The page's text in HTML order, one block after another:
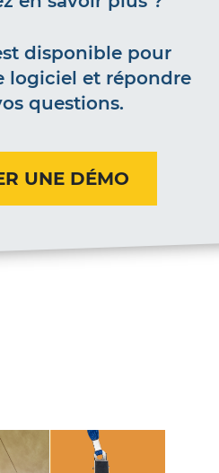
disponible pour
logiciel et répondre
questions.
UNE DÉMO